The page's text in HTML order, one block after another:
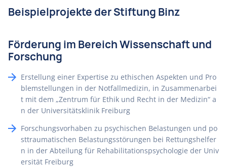
Beispielprojekte der Stiftung Binz
Förderung im Bereich Wissenschaft und
Forschung
Erstellung einer Expertise zu ethischen Aspekten und Pro
blemstellungen in der Notfallmedizin, in Zusammenarbei
t mit dem „Zentrum für Ethik und Recht in der Medizin“ a
n der Universitätsklinik Freiburg
Forschungsvorhaben zu psychischen Belastungen und po
sttraumatischen Belastungsstörungen bei Rettungshelfer
n in der Abteilung für Rehabilitationspsychologie der Univ
ersität Freiburg